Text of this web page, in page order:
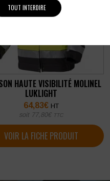
HAUTE VISIBILITÉ MOLINEL
LUKLIGHT
64,83€ HT
soit 77,80€ TTC
VOIR LA FICHE PRODUIT
TOUT INTERDIRE